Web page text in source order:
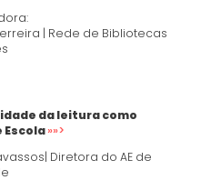
| Rede de Bibliotecas
da leitura como
»»>
Diretora do AE de